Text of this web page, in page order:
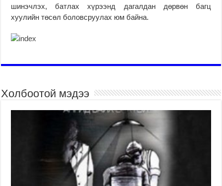
шинэчлэх, батлах хүрээнд дагалдан дөрвөн багц
хуулийн төсөл боловсруулах юм байна.
Холбоотой мэдээ